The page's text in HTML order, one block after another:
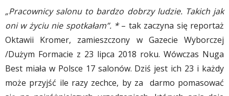
„Pracownicy salonu to bardzo dobrzy ludzie. Takich jak
oni w życiu nie spotkałam”. *– tak zaczyna się reportaż
Oktawii Kromer, zamieszczony w Gazecie Wyborczej
/Dużym Formacie z 23 lipca 2018 roku. Wówczas Nuga
Best miała w Polsce 17 salonów. Dziś jest ich 23 i każdy
może przyjść ile razy zechce, by za darmo pomasować